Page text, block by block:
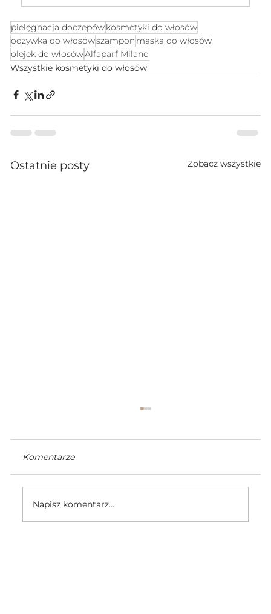
pielęgnacja doczepówkosmetyki do włosów
odżywka do włosówszampon maska do włosów
olejek do włosówAlfaparf Milano
Wszystkie kosmetyki do włosów
Ostatnie posty Zobacz wszystkie
Komentarze
Napisz komentarz...